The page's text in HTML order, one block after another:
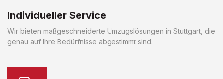
Individueller Service
Wir bieten maßgeschneiderte Umzugslösungen in Stuttgart, die
genau auf Ihre Bedürfnisse abgestimmt sind.